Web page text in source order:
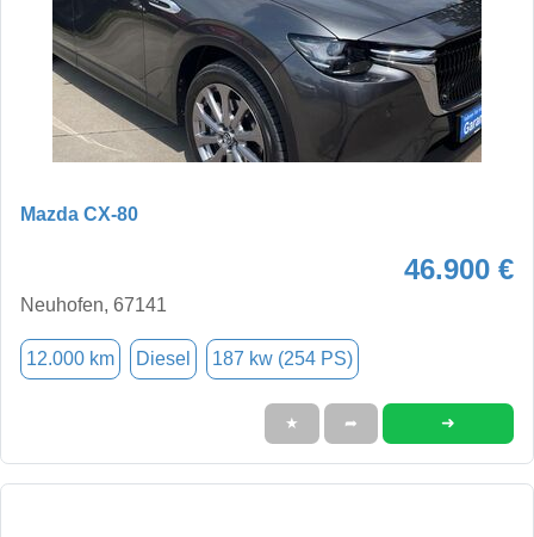
Mazda CX-80
46.900 €
Neuhofen, 67141
12.000 km Diesel 187 kw (254 PS)
★ ➦ ➜